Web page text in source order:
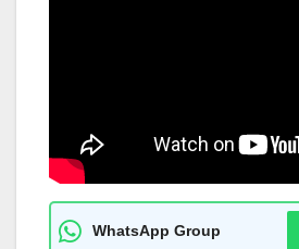
WhatsApp Group